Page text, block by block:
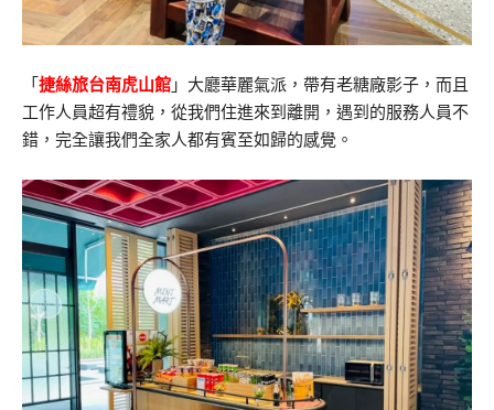
「 捷絲旅台南虎山館 」大廳華麗氣派，帶有老糖廠影子，而且
工作人員超有禮貌，從我們住進來到離開，遇到的服務人員不
錯，完全讓我們全家人都有賓至如歸的感覺。